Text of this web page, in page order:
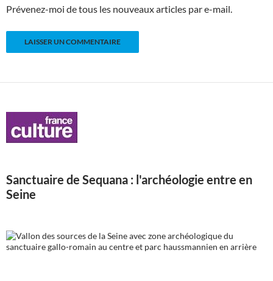
Prévenez-moi de tous les nouveaux articles par e-mail.
Sanctuaire de Sequana : l'archéologie entre en
Seine